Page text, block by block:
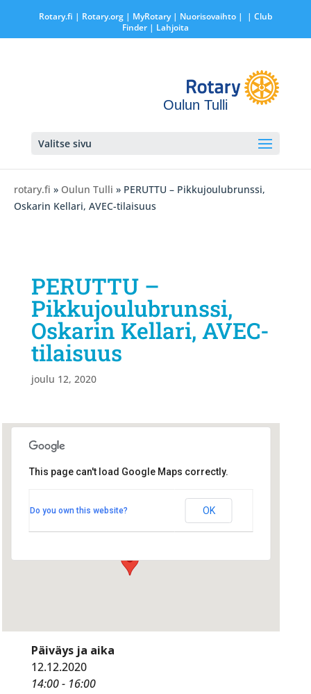
Rotary.fi | Rotary.org| MyRotary | Nuorisovaihto|
| Club
Finder| Lahjoita
Oulun Tulli
Valitse sivu
rotary.fi » Oulun Tulli » PERUTTU – Pikkujoulubrunssi,
Oskarin Kellari, AVEC-tilaisuus
PERUTTU –
Pikkujoulubrunssi,
Oskarin Kellari, AVEC-
tilaisuus
joulu 12, 2020
Uusikatu 26 - Oulu
This page can't load Google Maps correctly.
Do you own this website? OK
Päiväys ja aika
12.12.2020
14:00 - 16:00